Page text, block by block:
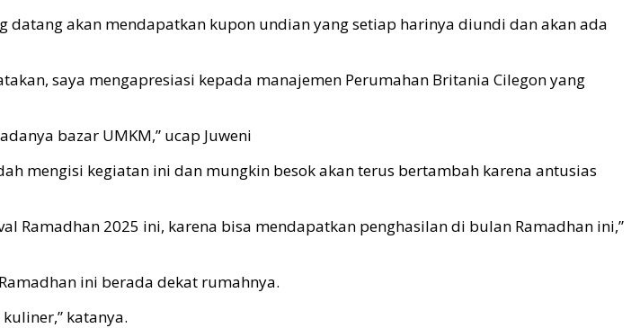
datang akan mendapatkan kupon undian yang setiap harinya diundi dan akan ada
saya mengapresiasi kepada manajemen Perumahan Britania Cilegon yang
bazar UMKM,” ucap Juweni
mengisi kegiatan ini dan mungkin besok akan terus bertambah karena antusias
Ramadhan 2025 ini, karena bisa mendapatkan penghasilan di bulan Ramadhan ini,”
ini berada dekat rumahnya.
katanya.